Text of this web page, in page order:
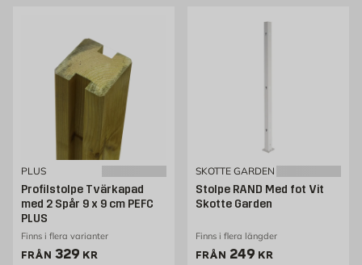
PLUS
Profilstolpe Tvärkapad
med 2 Spår 9 x 9 cm PEFC
PLUS
Finns i flera varianter
FRÅN Pris 329 kr
329 KR
SKOTTE GARDEN
Stolpe RAND Med fot Vit
Skotte Garden
Finns i flera längder
FRÅN Pris 249 kr
249 KR